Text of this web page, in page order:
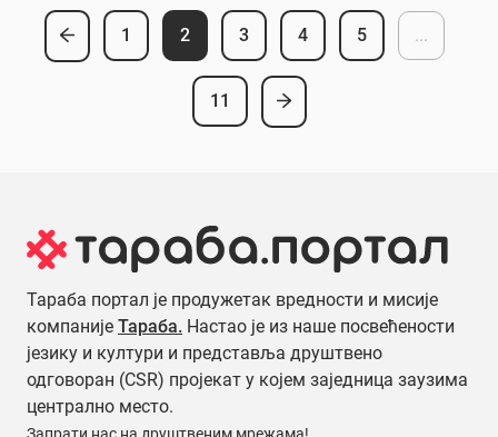
1 2 3 4 5 ...
11
Тараба портал је продужетак вредности и мисије
компаније Тараба. Настао је из наше посвећености
језику и култури и представља друштвено
одговоран (CSR) пројекат у којем заједница заузима
централно место.